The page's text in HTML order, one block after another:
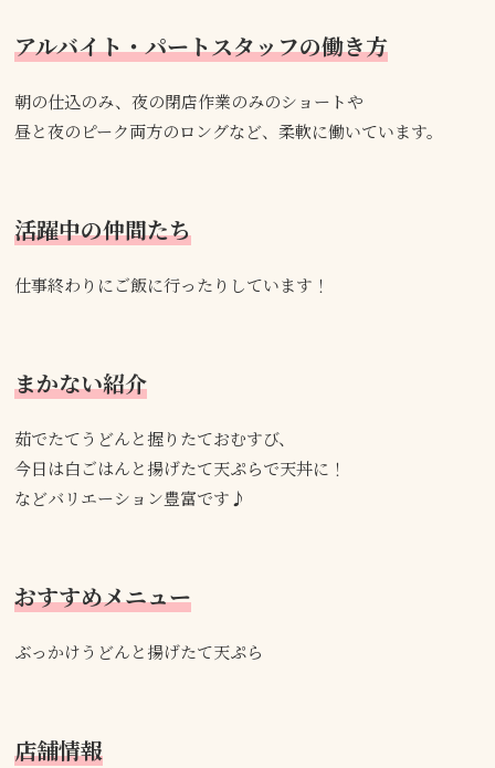
アルバイト・パートスタッフの働き方
朝の仕込のみ、夜の閉店作業のみのショートや
昼と夜のピーク両方のロングなど、柔軟に働いています。
活躍中の仲間たち
仕事終わりにご飯に行ったりしています！
まかない紹介
茹でたてうどんと握りたておむすび、
今日は白ごはんと揚げたて天ぷらで天丼に！
などバリエーション豊富です♪
おすすめメニュー
ぶっかけうどんと揚げたて天ぷら
店舗情報